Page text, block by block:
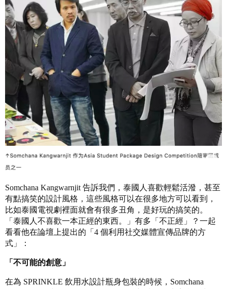
Somchana Kangwarnjit 告訴我們，泰國人喜歡輕鬆活潑，甚至
有點搞笑的設計風格，這些風格可以在很多地方可以看到，
比如泰國電視劇裡面就會有很多丑角，是好玩的搞笑的。
「泰國人不喜歡一本正經的東西。」有多「不正經」？一起
看看他在論壇上提出的「4 個利用社交媒體宣傳品牌的方
式」：
「不可能的創意」
在為 SPRINKLE 飲用水設計瓶身包裝的時候，Somchana